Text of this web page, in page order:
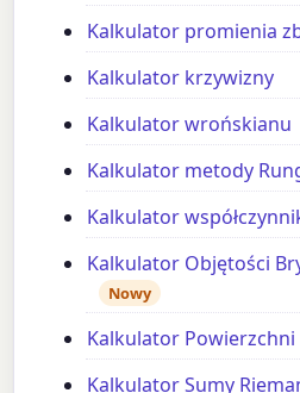
Kalkulator promienia
Kalkulator krzywizny
Kalkulator wrońskianu
Kalkulator metody
Kalkulator
Kalkulator Objętości
Nowy
Kalkulator
Kalkulator Sumy